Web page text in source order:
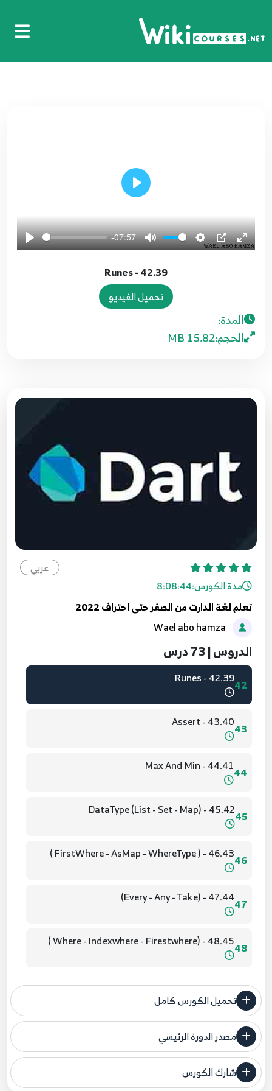
-07:57
Play
42.39 - Runes
تحميل الفيديو
المدة:
الحجم:15.82 MB
عربي
مدة الكورس:8:08:44
تعلم لغة الدارت من الصفر حتى احتراف 2022
الدروس | 73 درس
28.26 Map Part 2
32
32.30 -Convert between List Map Set
34
34.32 function types
37
37.34 import
38
38.35 example
39
39.36 - example 2
40.37 - example 3
41.38 - as with import
42
42.39 - Runes
43
43.40 - Assert
44
44.41 - Max And Min
45
45.42 - DataType (List - Set - Map)
46
46.43 - ( FirstWhere - AsMap - WhereType )
47
47.44 - (Every - Any - Take)
48
48.45 - (Where - Indexwhere - Firestwhere )
49
49.46 - (Startswith - Endwith - Contain)
50
51
51.48 - Iterator And Iterable
تحميل الكورس كامل
مصدر الدورة الرئيسي
فنحن لا ندعي ملكية أي دورة ولهذا نضع المصدر الأصلي لكم
شارك الكورس